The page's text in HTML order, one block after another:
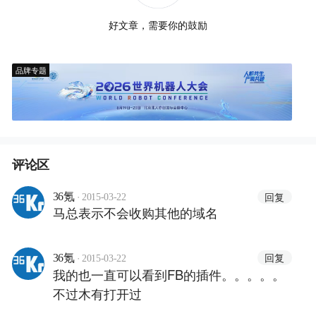
好文章，需要你的鼓励
品牌专题
评论区
36氪 · 2015-03-22 回复
马总表示不会收购其他的域名
36氪 · 2015-03-22 回复
我的也一直可以看到FB的插件。。。。。
不过木有打开过